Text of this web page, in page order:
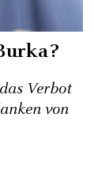
Verbot
von